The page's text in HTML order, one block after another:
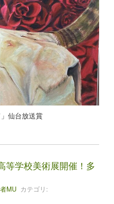
仙台放送賞
等学校美術展開催！多
MU カテゴリ: